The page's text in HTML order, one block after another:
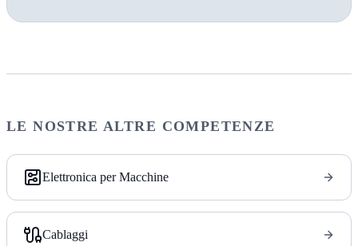
LE NOSTRE ALTRE COMPETENZE
Elettronica per Macchine
Cablaggi